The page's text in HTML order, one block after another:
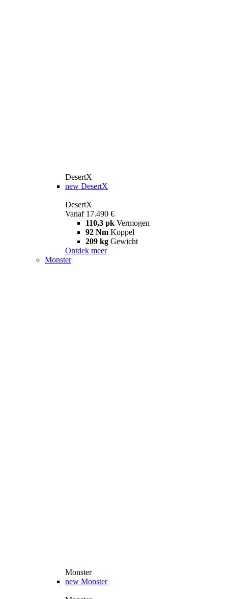
DesertX
new DesertX
DesertX
Vanaf 17.490 €
110,3 pk Vermogen
92 Nm Koppel
209 kg Gewicht
Ontdek meer
Monster
Monster
new Monster